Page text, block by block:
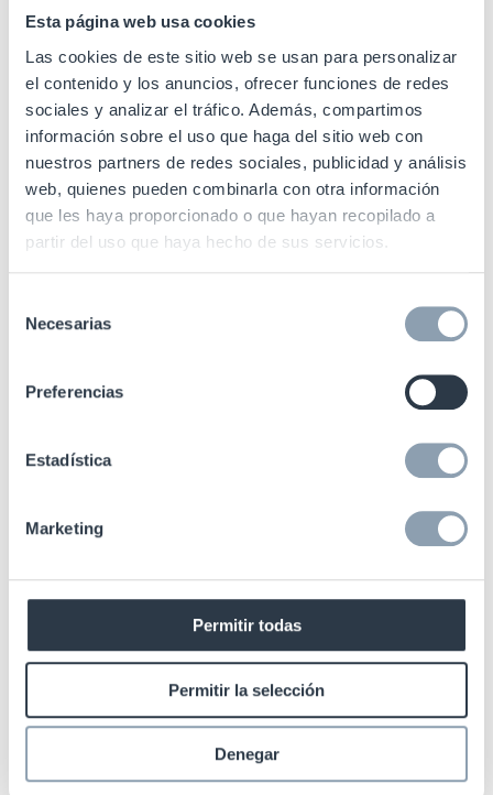
Esta página web usa cookies
Las cookies de este sitio web se usan para personalizar
el contenido y los anuncios, ofrecer funciones de redes
sociales y analizar el tráfico. Además, compartimos
información sobre el uso que haga del sitio web con
nuestros partners de redes sociales, publicidad y análisis
web, quienes pueden combinarla con otra información
que les haya proporcionado o que hayan recopilado a
partir del uso que haya hecho de sus servicios.
Necesarias
Preferencias
Estadística
Marketing
Permitir todas
Permitir la selección
Denegar
empresariales con un fuerte impacto tecnológico y
un elevado rigor en sus procesos de innovación; y
aquí es donde encaja a la perfección la tecnología
RFID de Checkpoint Systems, que garantiza
sistemas de producción hiperconectados, capaces
de generar datos en tiempo real y optimizar la toma
de decisiones.
Checkpoint Systems en España:
Mixer&Pack demuestra que la
digitalización. Nuestro objetivo no es
adaptarla a las particularidades de
fiabilidad, velocidad y precisión. Este
proyecto marca un antes y un
después en la trazabilidad del sector y
abre la puerta a nuevos modelos de
eficiencia y control”.